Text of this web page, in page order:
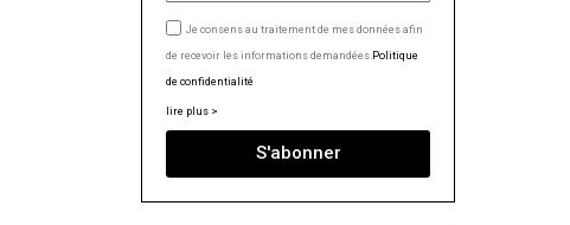
Je consens au traitement de mes données afin
de recevoir les informations demandées. Politique
de confidentialité
lire plus >
S'abonner